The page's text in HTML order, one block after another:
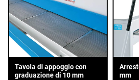
Tavola di appoggio con
graduazione di 10 mm
mm